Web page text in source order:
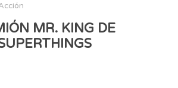
MR. KING DE